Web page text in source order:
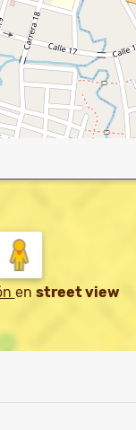
en street view